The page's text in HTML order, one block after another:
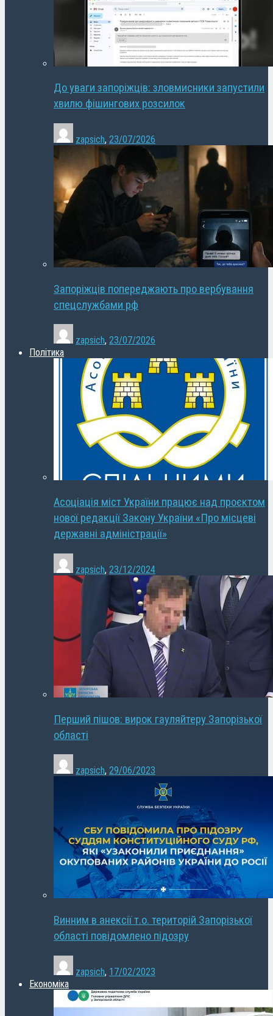
До уваги запоріжців: зловмисники запустили
хвилю фішингових розсилок
zapsich, 23/07/2026
Запоріжців попереджають про вербування
спецслужбами рф
zapsich, 23/07/2026
Політика
Асоціація міст України працює над проєктом
нової редакції Закону України «Про місцеві
державні адміністрації»
zapsich, 23/12/2024
Перший пішов: вирок гауляйтеру Запорізької
області
zapsich, 29/06/2023
Винним в анексії т.о. територій Запорізької
області повідомлено підозру
zapsich, 17/02/2023
Економіка